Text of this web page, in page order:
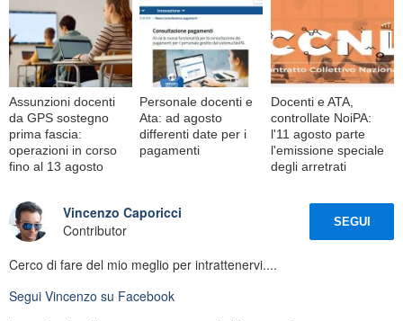
Assunzioni docenti
da GPS sostegno
prima fascia:
operazioni in corso
fino al 13 agosto
Personale docenti e
Ata: ad agosto
differenti date per i
pagamenti
Docenti e ATA,
controllate NoiPA:
l'11 agosto parte
l'emissione speciale
degli arretrati
Vincenzo Caporicci
Contributor
SEGUI
Cerco di fare del mio meglio per intrattenervi....
Segui Vincenzo su Facebook